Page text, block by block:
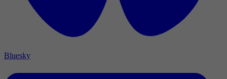
Bluesky